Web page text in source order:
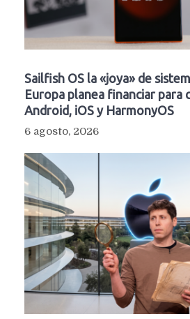
Sailfish OS la «joya» de
Europa planea financiar para
Android, iOS y HarmonyOS
6 agosto, 2026